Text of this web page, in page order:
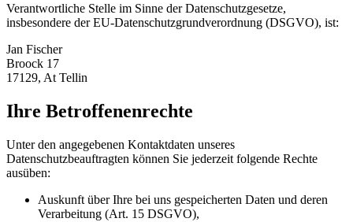
Verantwortliche Stelle im Sinne der Datenschutzgesetze,
insbesondere der EU-Datenschutzgrundverordnung (DSGVO), ist:
Jan Fischer
Broock 17
17129, At Tellin
Ihre Betroffenenrechte
Unter den angegebenen Kontaktdaten unseres
Datenschutzbeauftragten können Sie jederzeit folgende Rechte
ausüben:
Auskunft über Ihre bei uns gespeicherten Daten und deren
Verarbeitung (Art. 15 DSGVO),